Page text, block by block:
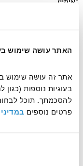
האתר עושה שימוש
פרטים נוספים
*אימייל
אשמח לקבל דיוורים